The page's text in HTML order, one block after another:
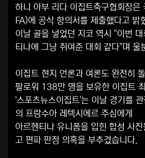
하니 아부 리다 이집트축구협회장은
FA)에 공식 항의서를 제출했다고 밝
이날 골을 넣었던 지코 역시 "이번
티나에 그냥 쥐여준 대회 같다"며 울
이집트 현지 언론과 여론도 완전히
팔로워 138만 명을 보유한 이집트
'스포츠뉴스이집트'는 이날 경기를
의 프랑수아 레텍시에르 주심에게
아르헨티나 유니폼을 입힌 합성 사
고 편파 판정 의혹을 부추겼습니다.